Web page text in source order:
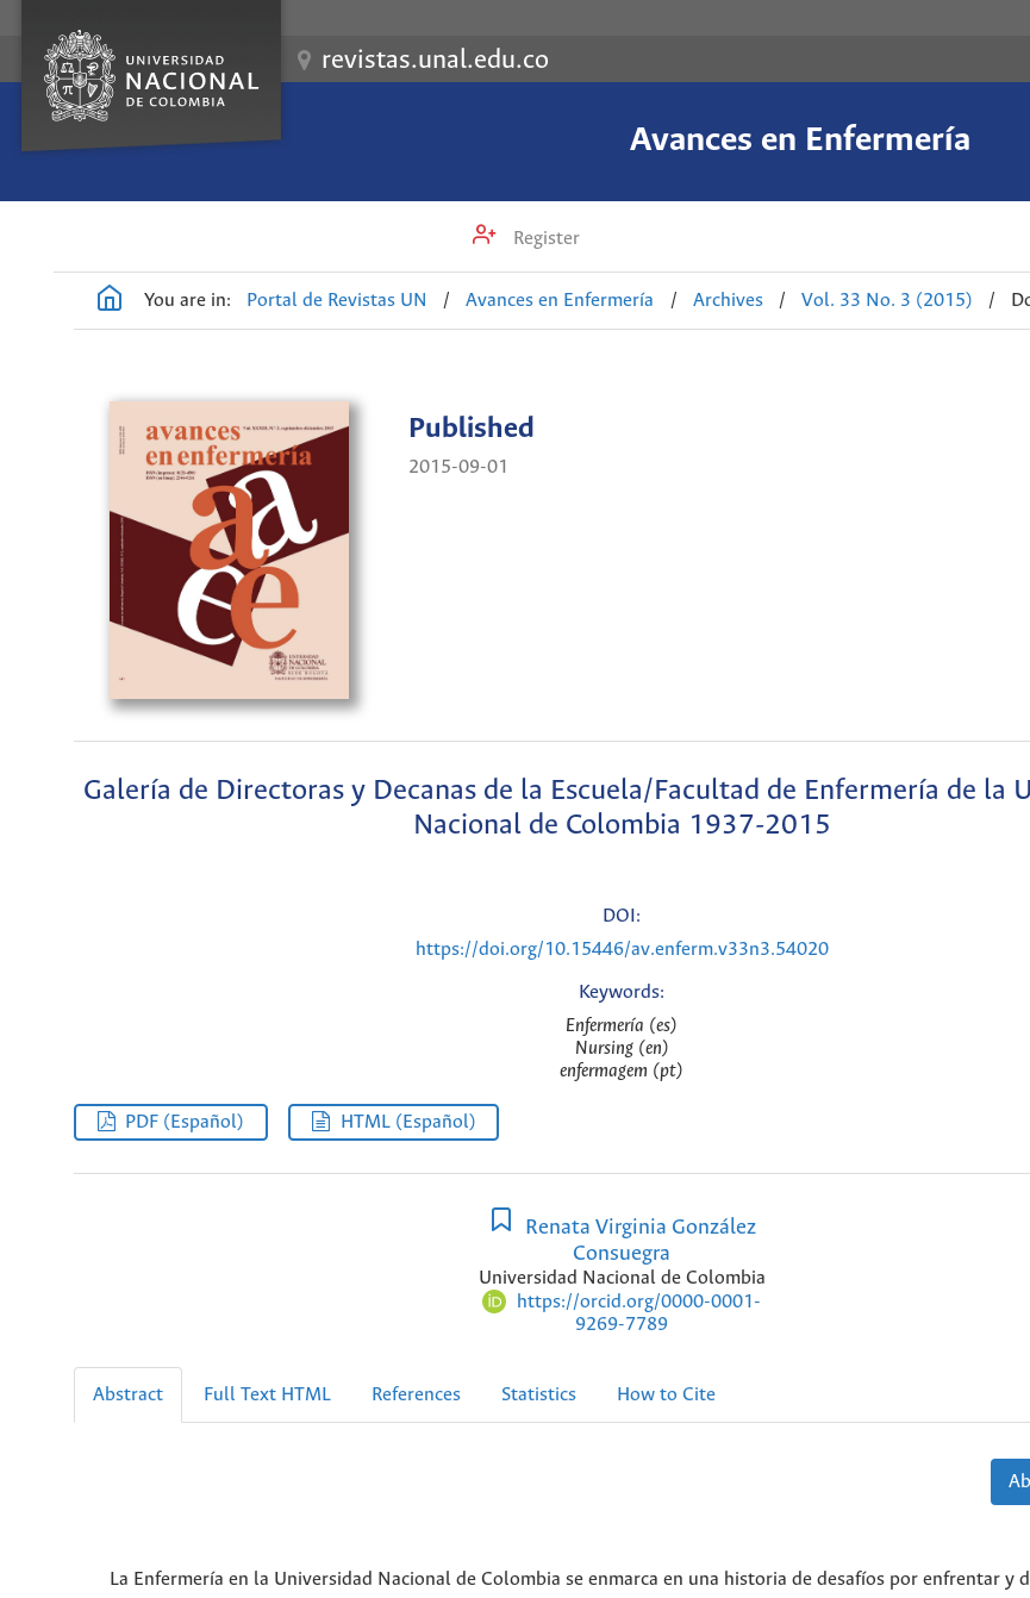
revistas.unal.edu.co
Avances en Enfermería
Register
You are in: Portal de Revistas UN / Avances en Enfermería / Archives / Vol. 33 No. 3 (2015) /
Published
2015-09-01
Galería de Directoras y Decanas de la Escuela/Facultad de Enfermería de la
Nacional de Colombia 1937-2015
DOI:
https://doi.org/10.15446/av.enferm.v33n3.54020
Keywords:
Enfermería (es)
Nursing (en)
enfermagem (pt)
PDF (Español) HTML (Español)
Renata Virginia González
Consuegra
Universidad Nacional de Colombia
https://orcid.org/0000-0001-
9269-7789
Abstract Full Text HTML References Statistics How to Cite
La Enfermería en la Universidad Nacional de Colombia se enmarca en una historia de desafíos por enfrentar y